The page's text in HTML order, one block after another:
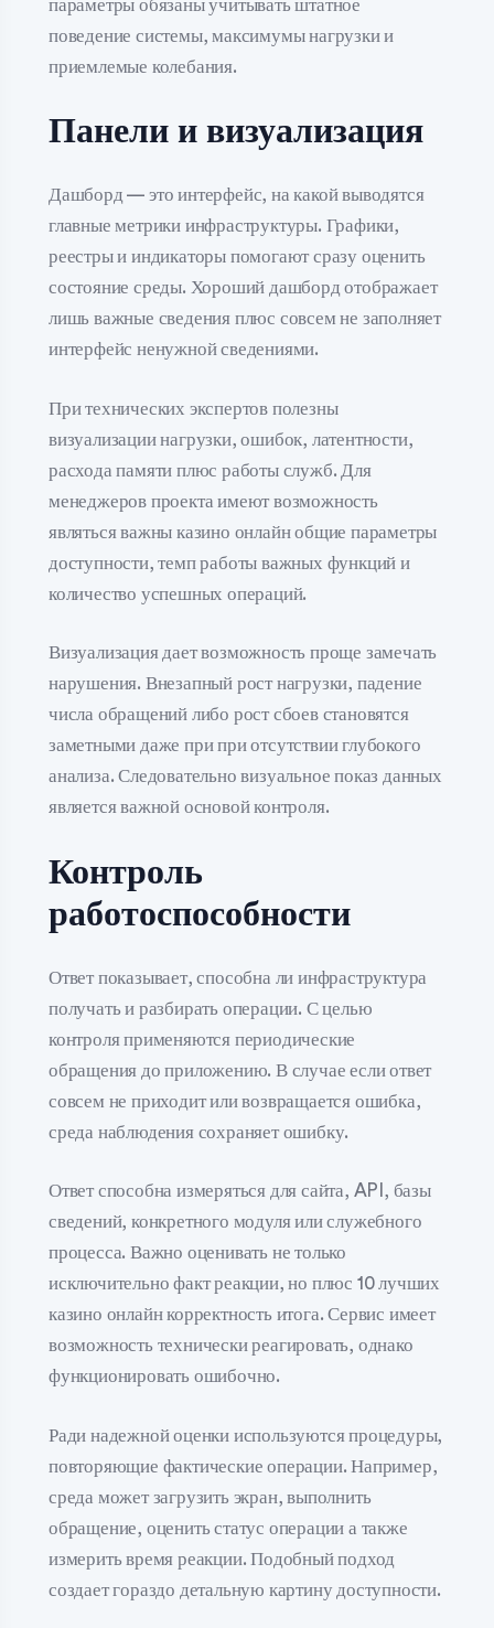
параметры обязаны учитывать штатное
поведение системы, максимумы нагрузки и
приемлемые колебания.
Панели и визуализация
Дашборд — это интерфейс, на какой выводятся
главные метрики инфраструктуры. Графики,
реестры и индикаторы помогают сразу оценить
состояние среды. Хороший дашборд отображает
лишь важные сведения плюс совсем не заполняет
интерфейс ненужной сведениями.
При технических экспертов полезны
визуализации нагрузки, ошибок, латентности,
расхода памяти плюс работы служб. Для
менеджеров проекта имеют возможность
являться важны казино онлайн общие параметры
доступности, темп работы важных функций и
количество успешных операций.
Визуализация дает возможность проще замечать
нарушения. Внезапный рост нагрузки, падение
числа обращений либо рост сбоев становятся
заметными даже при при отсутствии глубокого
анализа. Следовательно визуальное показ данных
является важной основой контроля.
Контроль
работоспособности
Ответ показывает, способна ли инфраструктура
получать и разбирать операции. С целью
контроля применяются периодические
обращения до приложению. В случае если ответ
совсем не приходит или возвращается ошибка,
среда наблюдения сохраняет ошибку.
Ответ способна измеряться для сайта, API, базы
сведений, конкретного модуля или служебного
процесса. Важно оценивать не только
исключительно факт реакции, но плюс 10 лучших
казино онлайн корректность итога. Сервис имеет
возможность технически реагировать, однако
функционировать ошибочно.
Ради надежной оценки используются процедуры,
повторяющие фактические операции. Например,
среда может загрузить экран, выполнить
обращение, оценить статус операции а также
измерить время реакции. Подобный подход
создает гораздо детальную картину доступности.